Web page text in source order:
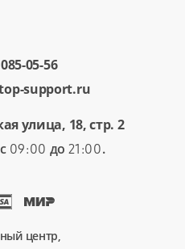
05-56
support.ru
улица, 18, стр. 2
09:00 до 21:00.
центр,